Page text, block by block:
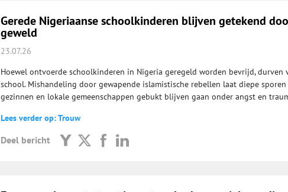
Gerede Nigeriaanse schoolkinderen blijven getekend
geweld
23.07.26
Hoewel ontvoerde schoolkinderen in Nigeria geregeld worden bevrijd, durven
school. Mishandeling door gewapende islamistische rebellen laat diepe
gezinnen en lokale gemeenschappen gebukt blijven gaan onder angst en
Lees verder op: Trouw
Deel bericht